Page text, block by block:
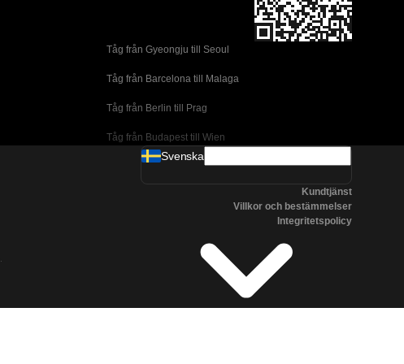
Tåg från Gyeongju till Seoul
Tåg från Barcelona till Malaga
Tåg från Berlin till Prag
Tåg från Budapest till Wien
Tåg från Dublin till Belfast
Tåg från Lissabon till Porto
Tåg från Madrid till Cordoba
Svenska
Kundtjänst
Villkor och bestämmelser
Integritetspolicy